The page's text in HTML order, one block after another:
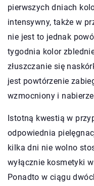
pierwszych dniach
intensywny, także w
nie jest to jednak
tygodnia kolor
złuszczanie się
jest powtórzenie
wzmocniony i
Istotną kwestią w
odpowiednia
kilka dni nie wolno
wyłącznie kosmetyki
Ponadto w ciągu